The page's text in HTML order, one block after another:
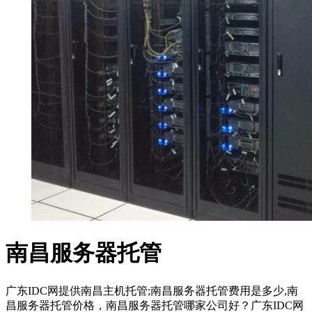
南昌服务器托管
广东IDC网提供南昌主机托管;南昌服务器托管费用是多少,南
昌服务器托管价格，南昌服务器托管哪家公司好？广东IDC网